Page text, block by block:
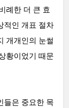
례한 더 큰 효
적인 개표 절차
개개인의 눈썰
황이었기 때문
들은 중요한 목